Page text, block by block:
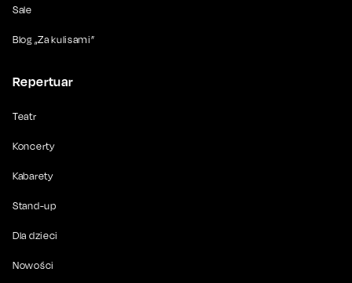
Sale
Blog „Za kulisami”
Repertuar
Teatr
Koncerty
Kabarety
Stand-up
Dla dzieci
Nowości